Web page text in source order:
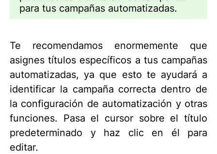
para tus campañas automatizadas.
Te recomendamos enormemente que
asignes títulos específicos a tus campañas
automatizadas, ya que esto te ayudará a
identificar la campaña correcta dentro de
la configuración de automatización y otras
funciones. Pasa el cursor sobre el título
predeterminado y haz clic en él para
editar.